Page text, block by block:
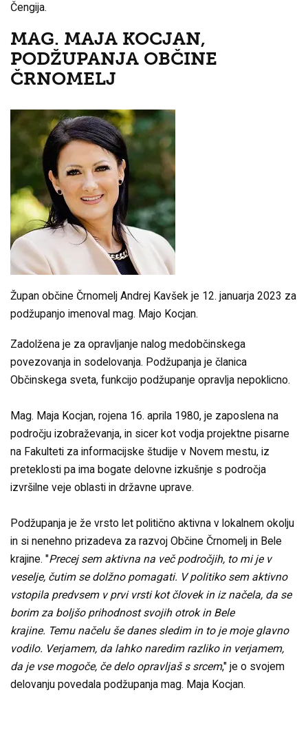
Čengija.
MAG. MAJA KOCJAN,
PODŽUPANJA OBČINE
ČRNOMELJ
Župan občine Črnomelj Andrej Kavšek je 12. januarja 2023 za
podžupanjo imenoval mag. Majo Kocjan.
Zadolžena je za opravljanje nalog medobčinskega
povezovanja in sodelovanja. Podžupanja je članica
Občinskega sveta, funkcijo podžupanje opravlja nepoklicno.
Mag. Maja Kocjan, rojena 16. aprila 1980, je zaposlena na
področju izobraževanja, in sicer kot vodja projektne pisarne
na Fakulteti za informacijske študije v Novem mestu, iz
preteklosti pa ima bogate delovne izkušnje s področja
izvršilne veje oblasti in državne uprave.
Podžupanja je že vrsto let politično aktivna v lokalnem okolju
in si nenehno prizadeva za razvoj Občine Črnomelj in Bele
krajine. "Precej sem aktivna na več področjih, to mi je v
veselje, čutim se dolžno pomagati. V politiko sem aktivno
vstopila predvsem v prvi vrsti kot človek in iz načela, da se
borim za boljšo prihodnost svojih otrok in Bele
krajine. Temu načelu še danes sledim in to je moje glavno
vodilo. Verjamem, da lahko naredim razliko in verjamem,
da je vse mogoče, če delo opravljaš s srcem," je o svojem
delovanju povedala podžupanja mag. Maja Kocjan.